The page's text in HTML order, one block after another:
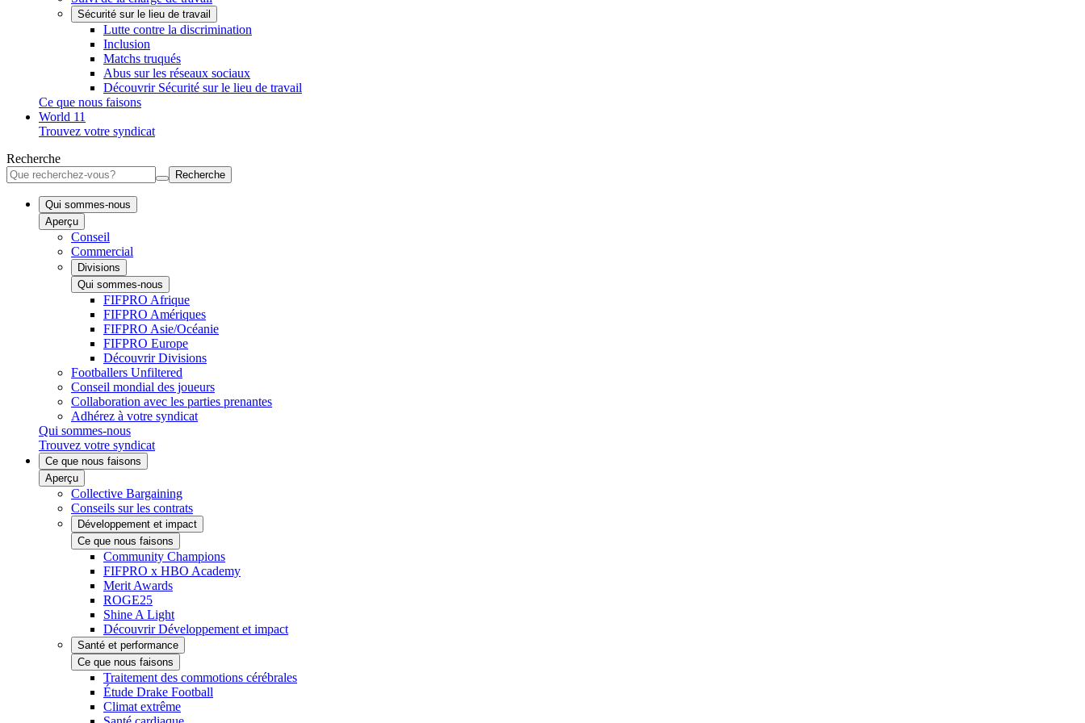
Sécurité sur le lieu de travail
Lutte contre la discrimination
Inclusion
Matchs truqués
Abus sur les réseaux sociaux
Découvrir Sécurité sur le lieu de travail
Ce que nous faisons
World 11
Trouvez votre syndicat
Recherche
Recherche
Qui sommes-nous
Aperçu
Conseil
Commercial
Divisions
Qui sommes-nous
FIFPRO Afrique
FIFPRO Amériques
FIFPRO Asie/Océanie
FIFPRO Europe
Découvrir Divisions
Footballers Unfiltered
Conseil mondial des joueurs
Collaboration avec les parties prenantes
Adhérez à votre syndicat
Qui sommes-nous
Trouvez votre syndicat
Ce que nous faisons
Aperçu
Collective Bargaining
Conseils sur les contrats
Développement et impact
Ce que nous faisons
Community Champions
FIFPRO x HBO Academy
Merit Awards
ROGE25
Shine A Light
Découvrir Développement et impact
Santé et performance
Ce que nous faisons
Traitement des commotions cérébrales
Étude Drake Football
Climat extrême